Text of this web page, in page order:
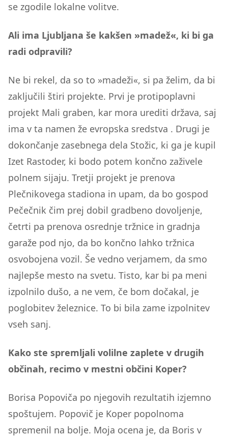
se zgodile lokalne volitve.
Ali ima Ljubljana še kakšen »madež«, ki bi ga
radi odpravili?
Ne bi rekel, da so to »madeži«, si pa želim, da bi
zaključili štiri projekte. Prvi je protipoplavni
projekt Mali graben, kar mora urediti država, saj
ima v ta namen že evropska sredstva . Drugi je
dokončanje zasebnega dela Stožic, ki ga je kupil
Izet Rastoder, ki bodo potem končno zaživele
polnem sijaju. Tretji projekt je prenova
Plečnikovega stadiona in upam, da bo gospod
Pečečnik čim prej dobil gradbeno dovoljenje,
četrti pa prenova osrednje tržnice in gradnja
garaže pod njo, da bo končno lahko tržnica
osvobojena vozil. Še vedno verjamem, da smo
najlepše mesto na svetu. Tisto, kar bi pa meni
izpolnilo dušo, a ne vem, če bom dočakal, je
poglobitev železnice. To bi bila zame izpolnitev
vseh sanj.
Kako ste spremljali volilne zaplete v drugih
občinah, recimo v mestni občini Koper?
Borisa Popoviča po njegovih rezultatih izjemno
spoštujem. Popovič je Koper popolnoma
spremenil na bolje. Moja ocena je, da Boris v